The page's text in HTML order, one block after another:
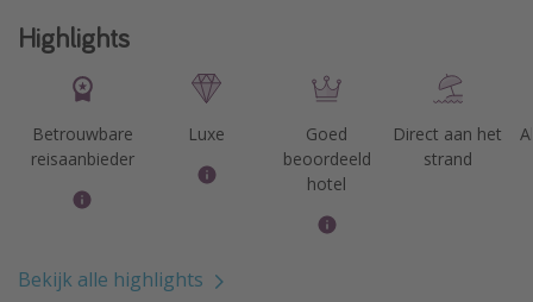
Highlights
Betrouwbare
reisaanbieder
Luxe
Goed
beoordeeld
hotel
Direct aan het
strand
Bekijk alle highlights